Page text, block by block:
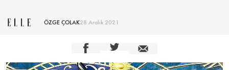
ÖZGE ÇOLAK28 Aralık 2021